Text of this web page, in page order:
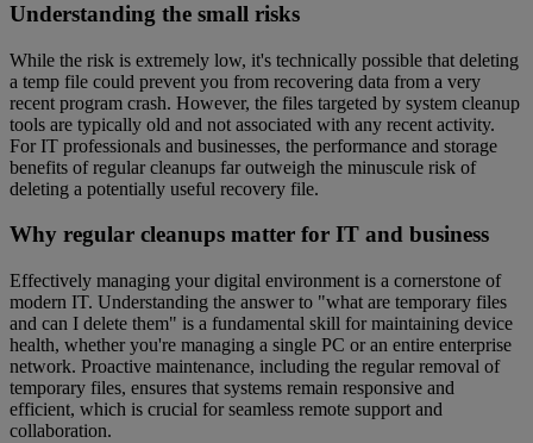
Understanding the small risks
While the risk is extremely low, it's technically possible that deleting
a temp file could prevent you from recovering data from a very
recent program crash. However, the files targeted by system cleanup
tools are typically old and not associated with any recent activity.
For IT professionals and businesses, the performance and storage
benefits of regular cleanups far outweigh the minuscule risk of
deleting a potentially useful recovery file.
Why regular cleanups matter for IT and business
Effectively managing your digital environment is a cornerstone of
modern IT. Understanding the answer to "what are temporary files
and can I delete them" is a fundamental skill for maintaining device
health, whether you're managing a single PC or an entire enterprise
network. Proactive maintenance, including the regular removal of
temporary files, ensures that systems remain responsive and
efficient, which is crucial for seamless remote support and
collaboration.